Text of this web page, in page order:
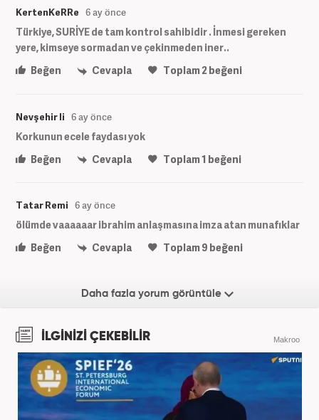
KertenKeRRe 6 ay önce
Türkiye, SURİYE de tam kontrol sahibidir . İnmesi gereken
yere, kimseye sormadan ve çekinmeden iner..
Beğen
Cevapla Toplam2beğeni
Nevşehir li 6 ay önce
Korkunun ecele faydası yok
Beğen
Cevapla Toplam1 beğeni
Tatar Remi 6 ay önce
ölümde vaaaaaar ibrahim anlaşmasına imza atan munafıklar
Beğen
Cevapla Toplam9 beğeni
Daha fazla yorum görüntüle
İLGİNİZİ ÇEKEBİLİR Makroo